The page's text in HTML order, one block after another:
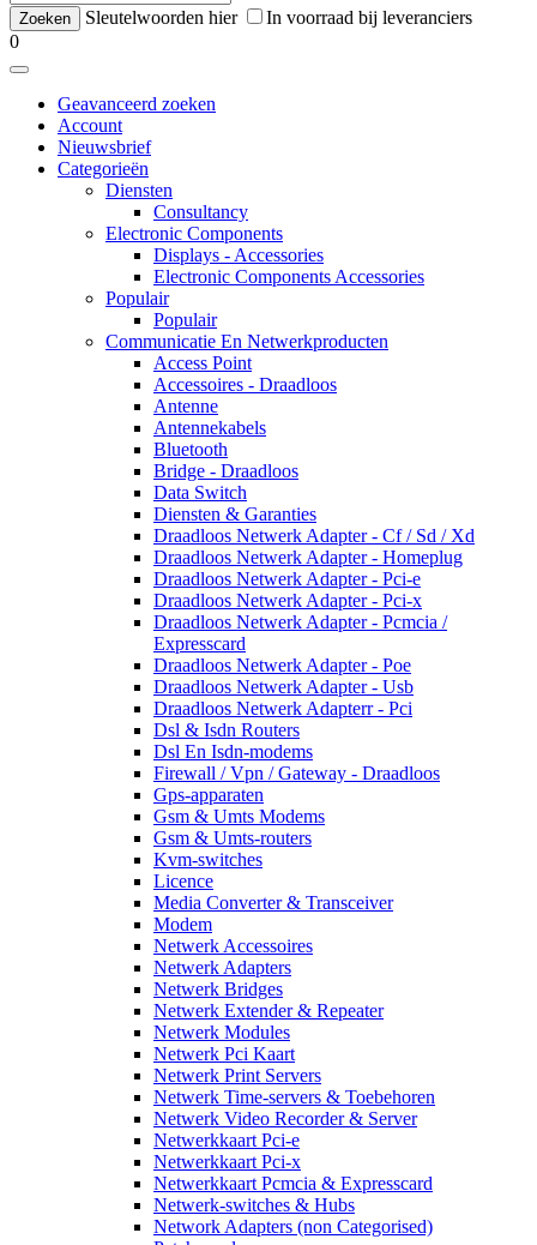
Sleutelwoorden hier
In voorraad bij leveranciers
0
Geavanceerd zoeken
Account
Nieuwsbrief
Categorieën
Diensten
Consultancy
Electronic Components
Displays - Accessories
Electronic Components Accessories
Populair
Populair
Communicatie En Netwerkproducten
Access Point
Accessoires - Draadloos
Antenne
Antennekabels
Bluetooth
Bridge - Draadloos
Data Switch
Diensten & Garanties
Draadloos Netwerk Adapter - Cf / Sd / Xd
Draadloos Netwerk Adapter - Homeplug
Draadloos Netwerk Adapter - Pci-e
Draadloos Netwerk Adapter - Pci-x
Draadloos Netwerk Adapter - Pcmcia /
Expresscard
Draadloos Netwerk Adapter - Poe
Draadloos Netwerk Adapter - Usb
Draadloos Netwerk Adapterr - Pci
Dsl & Isdn Routers
Dsl En Isdn-modems
Firewall / Vpn / Gateway - Draadloos
Gps-apparaten
Gsm & Umts Modems
Gsm & Umts-routers
Kvm-switches
Licence
Media Converter & Transceiver
Modem
Netwerk Accessoires
Netwerk Adapters
Netwerk Bridges
Netwerk Extender & Repeater
Netwerk Modules
Netwerk Pci Kaart
Netwerk Print Servers
Netwerk Time-servers & Toebehoren
Netwerk Video Recorder & Server
Netwerkkaart Pci-e
Netwerkkaart Pci-x
Netwerkkaart Pcmcia & Expresscard
Netwerk-switches & Hubs
Network Adapters (non Categorised)